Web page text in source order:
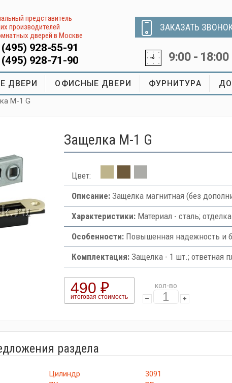
представитель
производителей
дверей в Москве
(495) 928-55-91
(495) 928-71-90
ЗАКАЗАТЬ
9:00 - 18:00
ДВЕРИ ОФИСНЫЕ ДВЕРИ ФУРНИТУРА
M-1 G
Защелка M-1 G
Цвет:
Описание:Защелка магнитная (без
Характеристики:Материал - сталь;
Особенности:Повышенная надежность и
Комплектация:Защелка - 1 шт.; ответная
490 ₽
итоговая стоимость
кол-во
раздела
Цилиндр
3091